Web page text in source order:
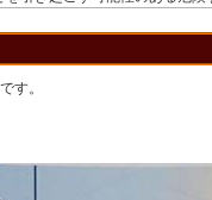
す。